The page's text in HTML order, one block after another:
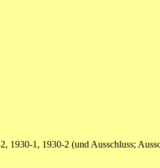
1, 1930-2 (und Ausschluss;